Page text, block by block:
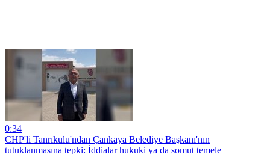
0:34
CHP'li Tanrıkulu'ndan Çankaya Belediye Başkanı'nın
tutuklanmasına tepki: İddialar hukuki ya da somut temele